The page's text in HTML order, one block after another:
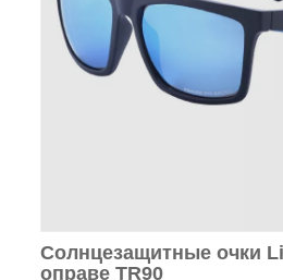
Солнцезащитные очки
оправе TR90